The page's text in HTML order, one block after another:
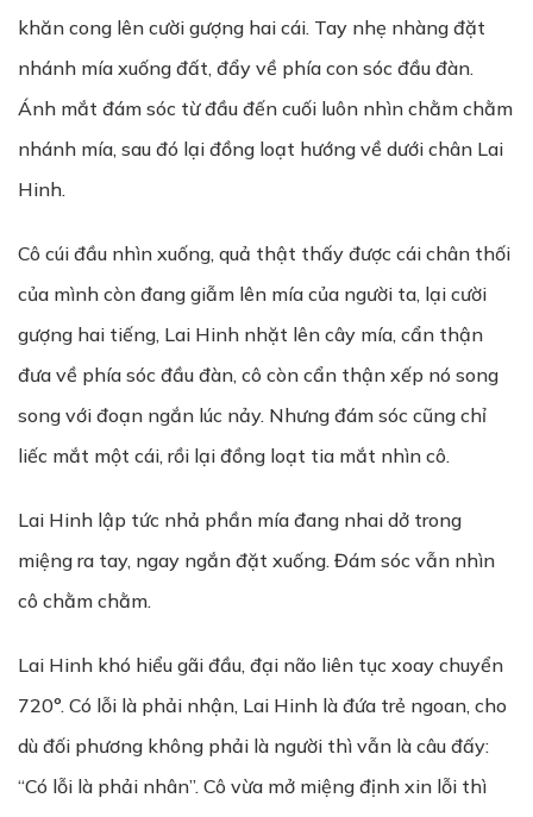
khăn cong lên cười gượng hai cái. Tay nhẹ nhàng đặt
nhánh mía xuống đất, đẩy về phía con sóc đầu đàn.
Ánh mắt đám sóc từ đầu đến cuối luôn nhìn chằm chằm
nhánh mía, sau đó lại đồng loạt hướng về dưới chân Lai
Hinh.
Cô cúi đầu nhìn xuống, quả thật thấy được cái chân thối
của mình còn đang giẫm lên mía của người ta, lại cười
gượng hai tiếng, Lai Hinh nhặt lên cây mía, cẩn thận
đưa về phía sóc đầu đàn, cô còn cẩn thận xếp nó song
song với đoạn ngắn lúc nảy. Nhưng đám sóc cũng chỉ
liếc mắt một cái, rồi lại đồng loạt tia mắt nhìn cô.
Lai Hinh lập tức nhả phần mía đang nhai dở trong
miệng ra tay, ngay ngắn đặt xuống. Đám sóc vẫn nhìn
cô chằm chằm.
Lai Hinh khó hiểu gãi đầu, đại não liên tục xoay chuyển
720°. Có lỗi là phải nhận, Lai Hinh là đứa trẻ ngoan, cho
dù đối phương không phải là người thì vẫn là câu đấy:
“Có lỗi là phải nhân”. Cô vừa mở miệng định xin lỗi thì